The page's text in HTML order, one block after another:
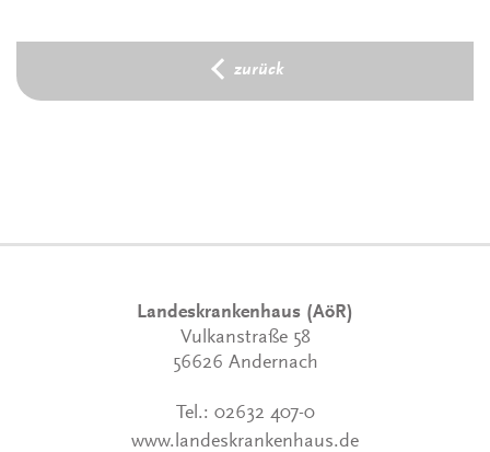
zurück
Landeskrankenhaus (AöR)
Vulkanstraße 58
56626 Andernach
Tel.: 02632 407-0
www.landeskrankenhaus.de